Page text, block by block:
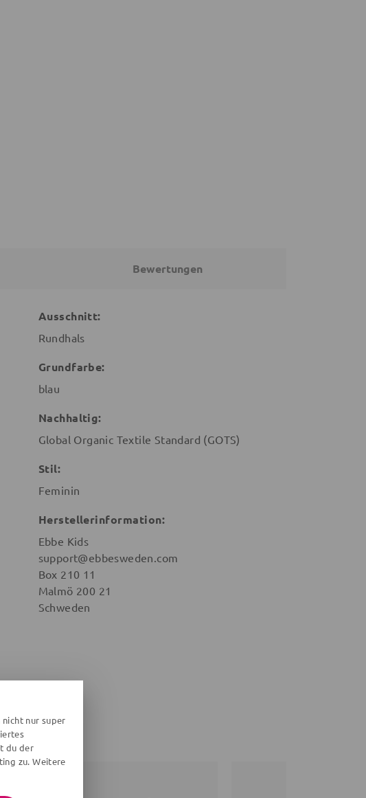
Bewertungen
Ausschnitt:
Rundhals
Grundfarbe:
blau
Nachhaltig:
Global Organic Textile Standard (GOTS)
Stil:
Feminin
Herstellerinformation:
Ebbe Kids
support@ebbesweden.com
Box 210 11
Malmö 200 21
Schweden
nicht nur super
du der
zu. Weitere